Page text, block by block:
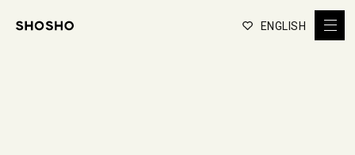
ENGLISH